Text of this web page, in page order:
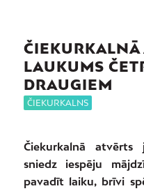
ČIEKURKALNĀ
LAUKUMS
DRAUGIEM
ČIEKURKALNS
Čiekurkalnā atvērts
sniedz iespēju
pavadīt laiku, brīvi